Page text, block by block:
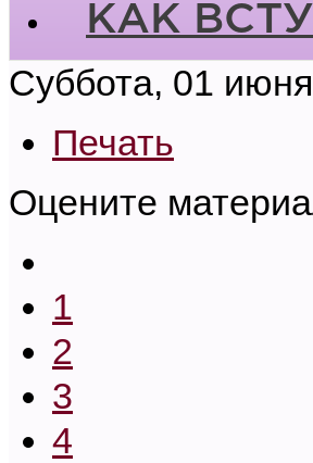
КАК
Суббота, 01
Печать
Оцените
1
2
3
4